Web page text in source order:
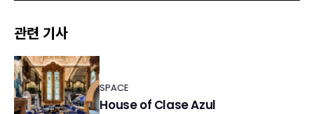
관련 기사
SPACE
House of Clase Azul